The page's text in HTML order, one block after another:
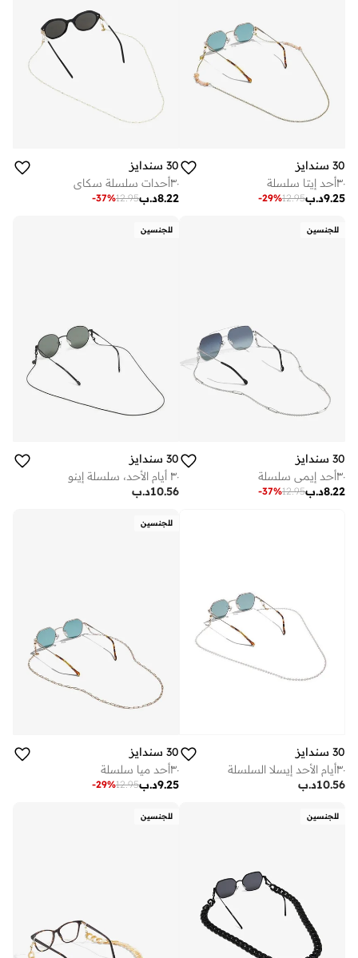
30 سندايز
٣٠أحد إيتا سلسلة
د.ب9.25
12.95
-29%
30 سندايز
٣٠أحدات سلسلة سكاي
د.ب8.22
12.95
-37%
للجنسين
30 سندايز
٣٠أحد إيمي سلسلة
د.ب8.22
12.95
-37%
للجنسين
30 سندايز
٣٠ أيام الأحد، سلسلة إينو
د.ب10.56
30 سندايز
٣٠أيام الأحد إيسلا السلسلة
د.ب10.56
للجنسين
30 سندايز
٣٠أحد ميا سلسلة
د.ب9.25
12.95
-29%
للجنسين للجنسين